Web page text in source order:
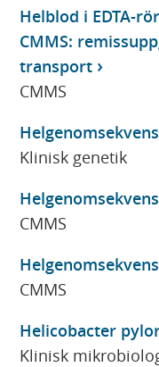
Helblod i EDTA-
CMMS:
transport
CMMS
Klinisk genetik
CMMS
CMMS
Helicobacter
Klinisk